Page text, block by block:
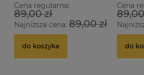
Cena regularna:
89,00 zł
Najniższa cena: 89,00 zł
do koszyka
Cena
89,00
do